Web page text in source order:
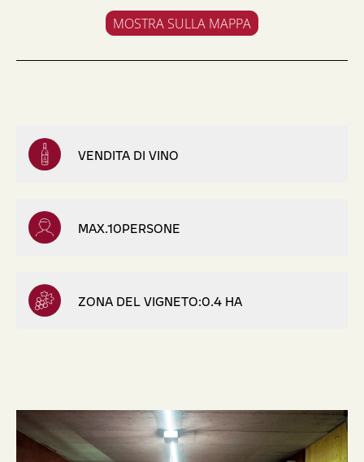
MOSTRA SULLA MAPPA
VENDITA DI VINO
MAX.10PERSONE
ZONA DEL VIGNETO:0.4 HA